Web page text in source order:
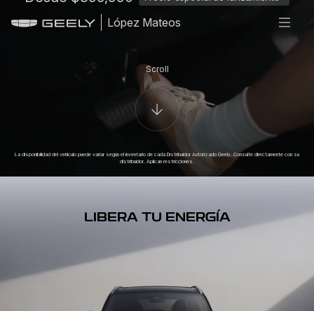
López Mateos
La disponibilidad del vehículo puede variar según el inventario de cada Distribuidor Autorizado Geely. Consulte directamente con su
distribuidor. Aplican restricciones.
Scroll
LIBERA TU ENERGÍA